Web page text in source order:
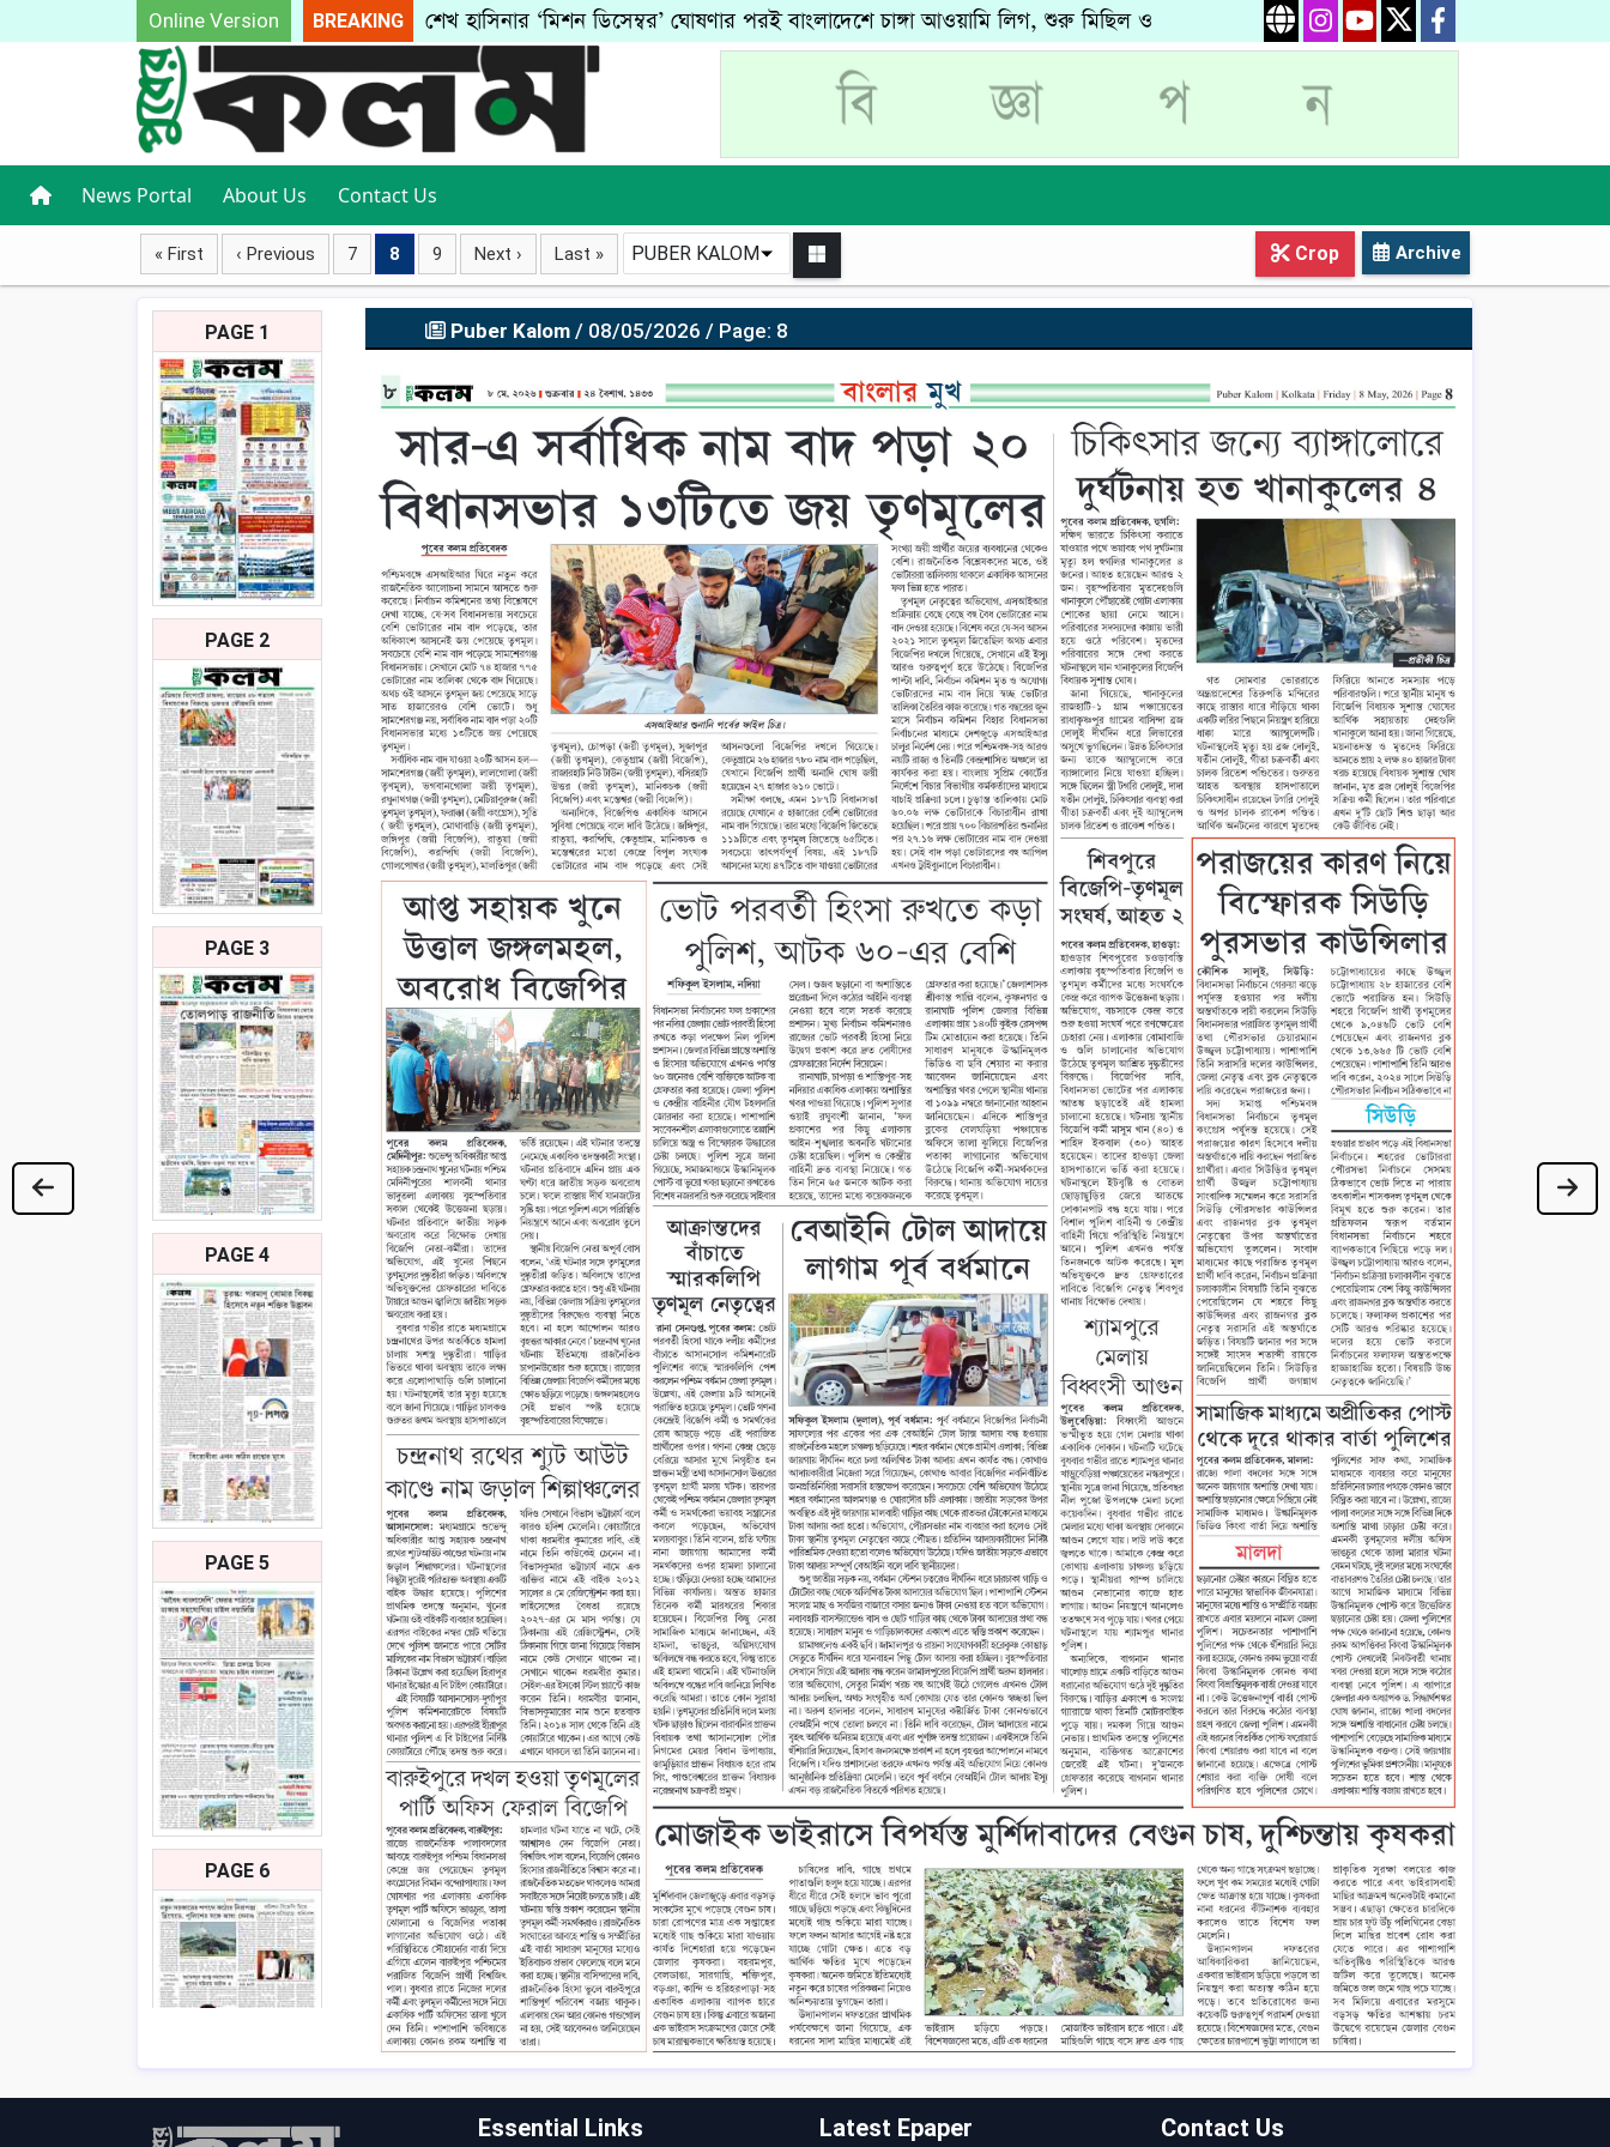
Online Version BREAKING
শেখ হাসিনার ‘মিশন ডিসেম্বর’ ঘোষণার পরই বাংলাদেশে চাঙ্গা আওয়ামি লিগ, শুরু মিছিল ও
ধরপাকড়
News Portal About Us Contact Us
« First ‹ Previous 7 8 9 Next › Last » PUBER KALOM Crop
PAGE 1
PAGE 2
PAGE 3
PAGE 4
PAGE 5
PAGE 6
Puber Kalom / 08/05/2026 / Page: 8
Essential Links Latest Epaper Contact Us